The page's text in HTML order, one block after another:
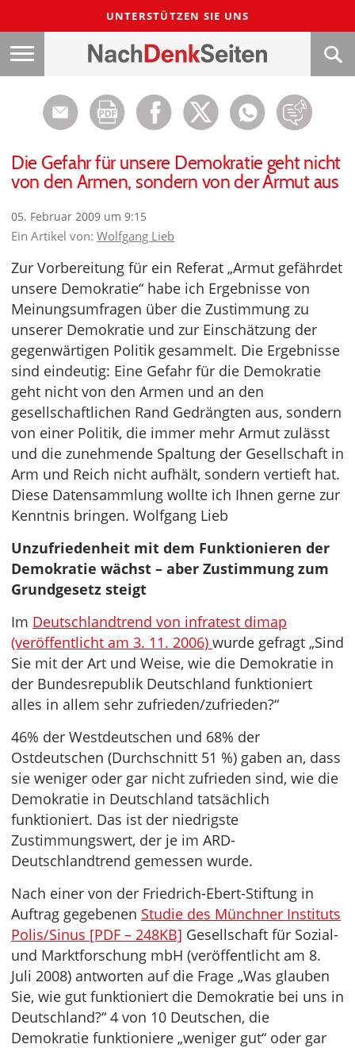
UNTERSTÜTZEN SIE UNS
Die Gefahr für unsere Demokratie geht nicht
von den Armen, sondern von der Armut aus
05. Februar 2009 um 9:15
Ein Artikel von: Wolfgang Lieb
Zur Vorbereitung für ein Referat „Armut gefährdet
unsere Demokratie“ habe ich Ergebnisse von
Meinungsumfragen über die Zustimmung zu
unserer Demokratie und zur Einschätzung der
gegenwärtigen Politik gesammelt. Die Ergebnisse
sind eindeutig: Eine Gefahr für die Demokratie
geht nicht von den Armen und an den
gesellschaftlichen Rand Gedrängten aus, sondern
von einer Politik, die immer mehr Armut zulässt
und die zunehmende Spaltung der Gesellschaft in
Arm und Reich nicht aufhält, sondern vertieft hat.
Diese Datensammlung wollte ich Ihnen gerne zur
Kenntnis bringen. Wolfgang Lieb
Unzufriedenheit mit dem Funktionieren der
Demokratie wächst – aber Zustimmung zum
Grundgesetz steigt
Im Deutschlandtrend von infratest dimap
(veröffentlicht am 3. 11. 2006) wurde gefragt „Sind
Sie mit der Art und Weise, wie die Demokratie in
der Bundesrepublik Deutschland funktioniert
alles in allem sehr zufrieden/zufrieden?“
46% der Westdeutschen und 68% der
Ostdeutschen (Durchschnitt 51 %) gaben an, dass
sie weniger oder gar nicht zufrieden sind, wie die
Demokratie in Deutschland tatsächlich
funktioniert. Das ist der niedrigste
Zustimmungswert, der je im ARD-
Deutschlandtrend gemessen wurde.
Nach einer von der Friedrich-Ebert-Stiftung in
Auftrag gegebenen Studie des Münchner Instituts
Polis/Sinus [PDF – 248KB] Gesellschaft für Sozial-
und Marktforschung mbH (veröffentlicht am 8.
Juli 2008) antworten auf die Frage „Was glauben
Sie, wie gut funktioniert die Demokratie bei uns in
Deutschland?“ 4 von 10 Deutschen, die
Demokratie funktioniere „weniger gut“ oder gar